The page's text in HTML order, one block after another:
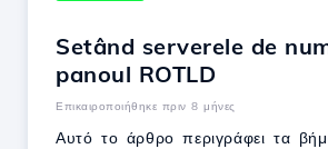
Setând serverele de
panoul ROTLD
Επικαιροποιήθηκε πριν 8 μήνες
Αυτό το άρθρο περιγράφει τα